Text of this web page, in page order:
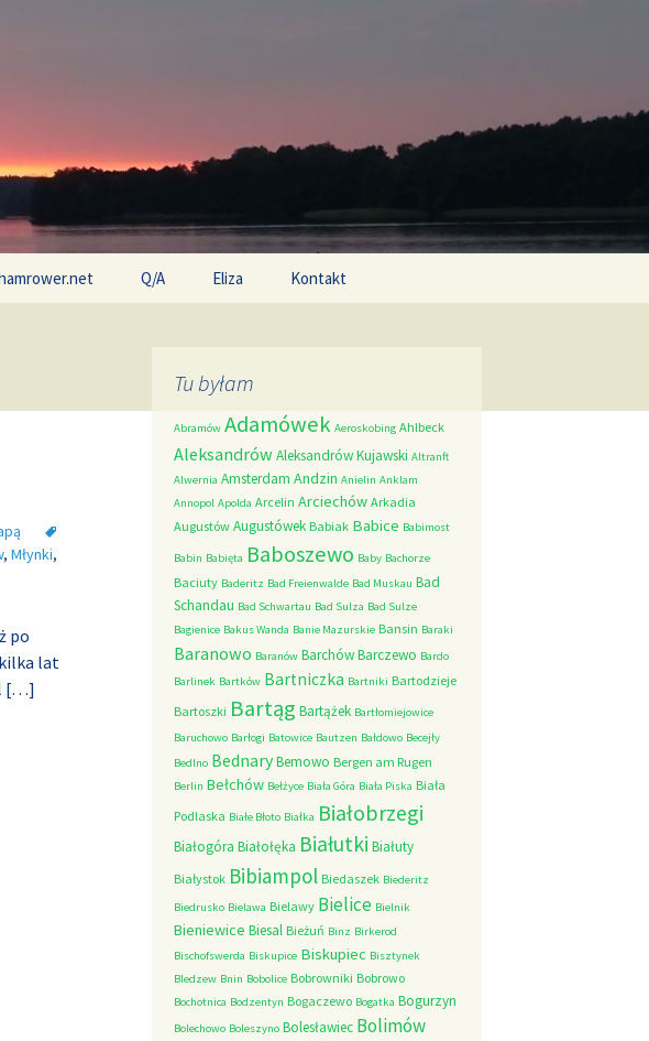
Q/A Eliza Kontakt
, Młynki,
po
lat
[…]
Tu byłam
Abramów Adamówek Aeroskobing Ahlbeck
AleksandrówAleksandrów Kujawski Altranft
Alwernia Amsterdam Andzin Anielin Anklam
Annopol Apolda Arcelin Arciechów Arkadia
Augustów Augustówek Babiak Babice Babimost
Babin Babięta Baboszewo Baby Bachorze
Baciuty Baderitz Bad Freienwalde Bad Muskau Bad
Schandau Bad Schwartau Bad Sulza Bad Sulze
Bagienice Bakus Wanda Banie Mazurskie Bansin Baraki
Baranowo Baranów BarchówBarczewo Bardo
Barlinek Bartków Bartniczka Bartniki Bartodzieje
Bartoszki Bartąg Bartążek Bartłomiejowice
Baruchowo Barłogi Batowice Bautzen Bałdowo Becejły
Bedlno BednaryBemowo Bergen am Rugen
Berlin Bełchów Bełżyce Biała Góra Biała Piska Biała
Podlaska Białe Błoto Białka Białobrzegi
Białogóra Białołęka Białutki Białuty
Białystok Bibiampol Biedaszek Biederitz
Biedrusko Bielawa Bielawy Bielice Bielnik
Bieniewice Biesal Bieżuń Binz Birkerod
Bischofswerda Biskupice Biskupiec Bisztynek
Bledzew Bnin Bobolice Bobrowniki Bobrowo
Bochotnica Bodzentyn Bogaczewo Bogatka Bogurzyn
Bolechowo Boleszyno Bolesławiec Bolimów